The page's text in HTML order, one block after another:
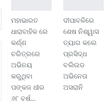
ମହାଭାରତ
ଧାରାବାହିକ ରେ
କର୍ଣ୍ଣ
ଚରିତ୍ରରେ
ଅଭିନୟ
କରୁଥିବା
ପଙ୍କଜ ଧୀର
୬୮ ବର୍ଷ…
ଦୀପାବଳିରେ
ଶେଷ ନିଶ୍ୱାସ
ତ୍ୟାଗ କଲେ
ପ୍ରସିଦ୍ଧ
ବଲିଉଡ
ଅଭିନେତା
ଅସରାନି